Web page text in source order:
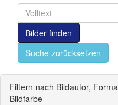
Bilder finden
Suche zurücksetzen
Filtern nach Bildautor,
Bildfarbe